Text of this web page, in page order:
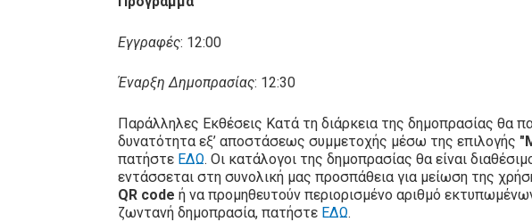
Εγγραφές: 12:00
Έναρξη Δημοπρασίας: 12:30
Παράλληλες Εκθέσεις Κατά τη διάρκεια της δημοπρασίας θα
δυνατότητα εξ’ αποστάσεως συμμετοχής μέσω της επιλογής
πατήστε ΕΔΩ. Οι κατάλογοι της δημοπρασίας θα είναι
εντάσσεται στη συνολική μας προσπάθεια για μείωση της
QR code ή να προμηθευτούν περιορισμένο αριθμό
ζωντανή δημοπρασία, πατήστε ΕΔΩ.